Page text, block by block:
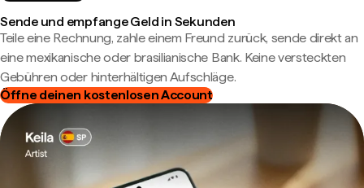
Sende und empfange Geld in Sekunden
Teile eine Rechnung, zahle einem Freund zurück, sende direkt an
eine mexikanische oder brasilianische Bank. Keine versteckten
Gebühren oder hinterhältigen Aufschläge.
Öffne deinen kostenlosen Account